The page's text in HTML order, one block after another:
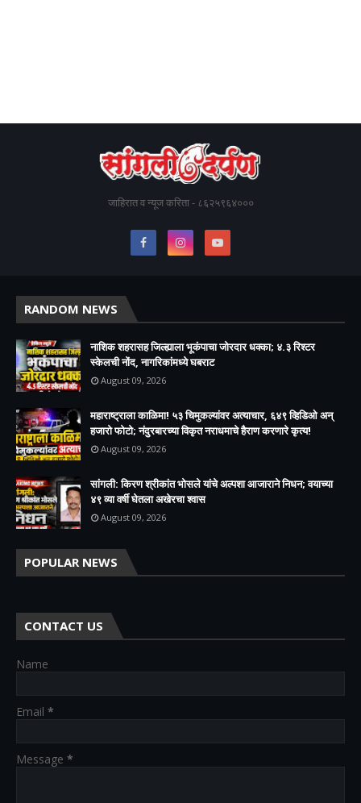
जाहिरात व न्यूज करिता - ८६२५९६४०००
RANDOM NEWS
नाशिक शहरासह जिल्ह्याला भूकंपाचा जोरदार धक्का; ४.३ रिश्टर
स्केलची नोंद, नागरिकांमध्ये घबराट
August 09, 2026
महाराष्ट्राला काळिमा! ५३ चिमुकल्यांवर अत्याचार, ६४९ व्हिडिओ अन्
हजारो फोटो; नंदुरबारच्या विकृत नराधमाचे हैराण करणारे कृत्य!
August 09, 2026
सांगली: किरण श्रीकांत भोसले यांचे अल्पशा आजाराने निधन; वयाच्या
४९ व्या वर्षी घेतला अखेरचा श्वास​
August 09, 2026
POPULAR NEWS
CONTACT US
Name
Email *
Message *